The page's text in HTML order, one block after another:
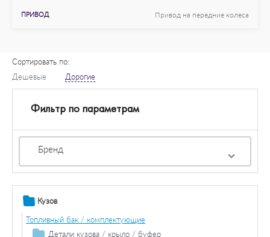
ПРИВОД Привод на передние колеса
Сортировать по:
Дешевые
Дорогие
Фильтр по параметрам
Бренд
Кузов
Топливный бак / комплектующие
Детали кузова / крыло / буфер